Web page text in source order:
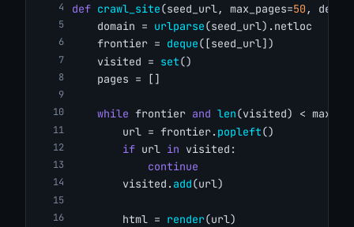
def crawl_site(seed_url, max_pages=50 ,
    domain =
urlparse(seed_url).netloc
    frontier =
deque([seed_url])
    visited =
set()
    pages = []
while frontier and len(visited) <
        url = frontier.
popleft()
if url in visited:
continue
        visited.
add(url)
        html =
render(url)